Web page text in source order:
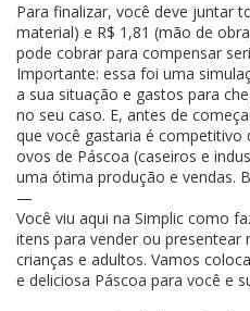
Para finalizar, você deve juntar
material) e R$ 1,81 (mão de
pode cobrar para compensar
Importante: essa foi uma
a sua situação e gastos para
no seu caso. E, antes de
que você gastaria é
ovos de Páscoa (caseiros e
uma ótima produção e vendas.
—
Você viu aqui na Simplic como
itens para vender ou presentear
crianças e adultos. Vamos
e deliciosa Páscoa para você e